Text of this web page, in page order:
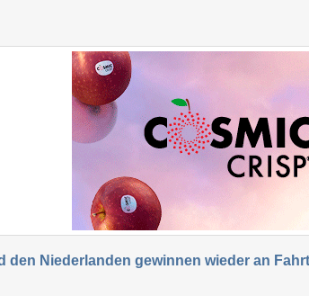
den Niederlanden gewinnen wieder an